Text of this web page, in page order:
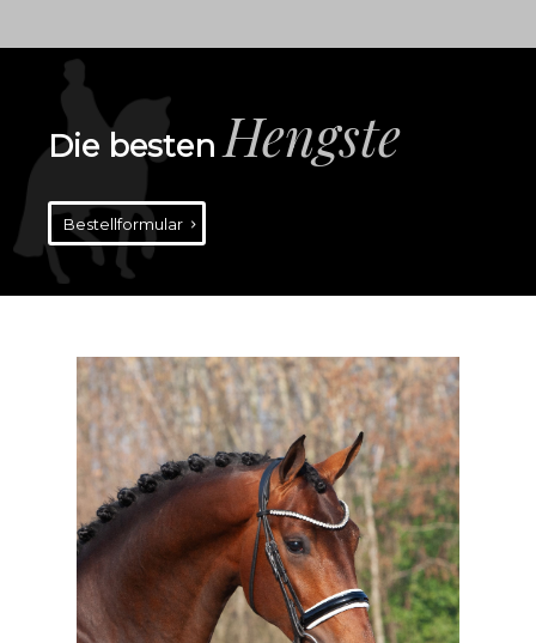
Die besten Hengste
Bestellformular
Mehr Info